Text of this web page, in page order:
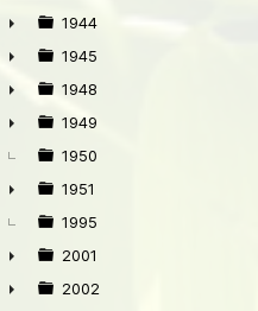
►
►
1944
►
1945
►
1948
►
1949
1950
►
1951
1995
►
2001
2002